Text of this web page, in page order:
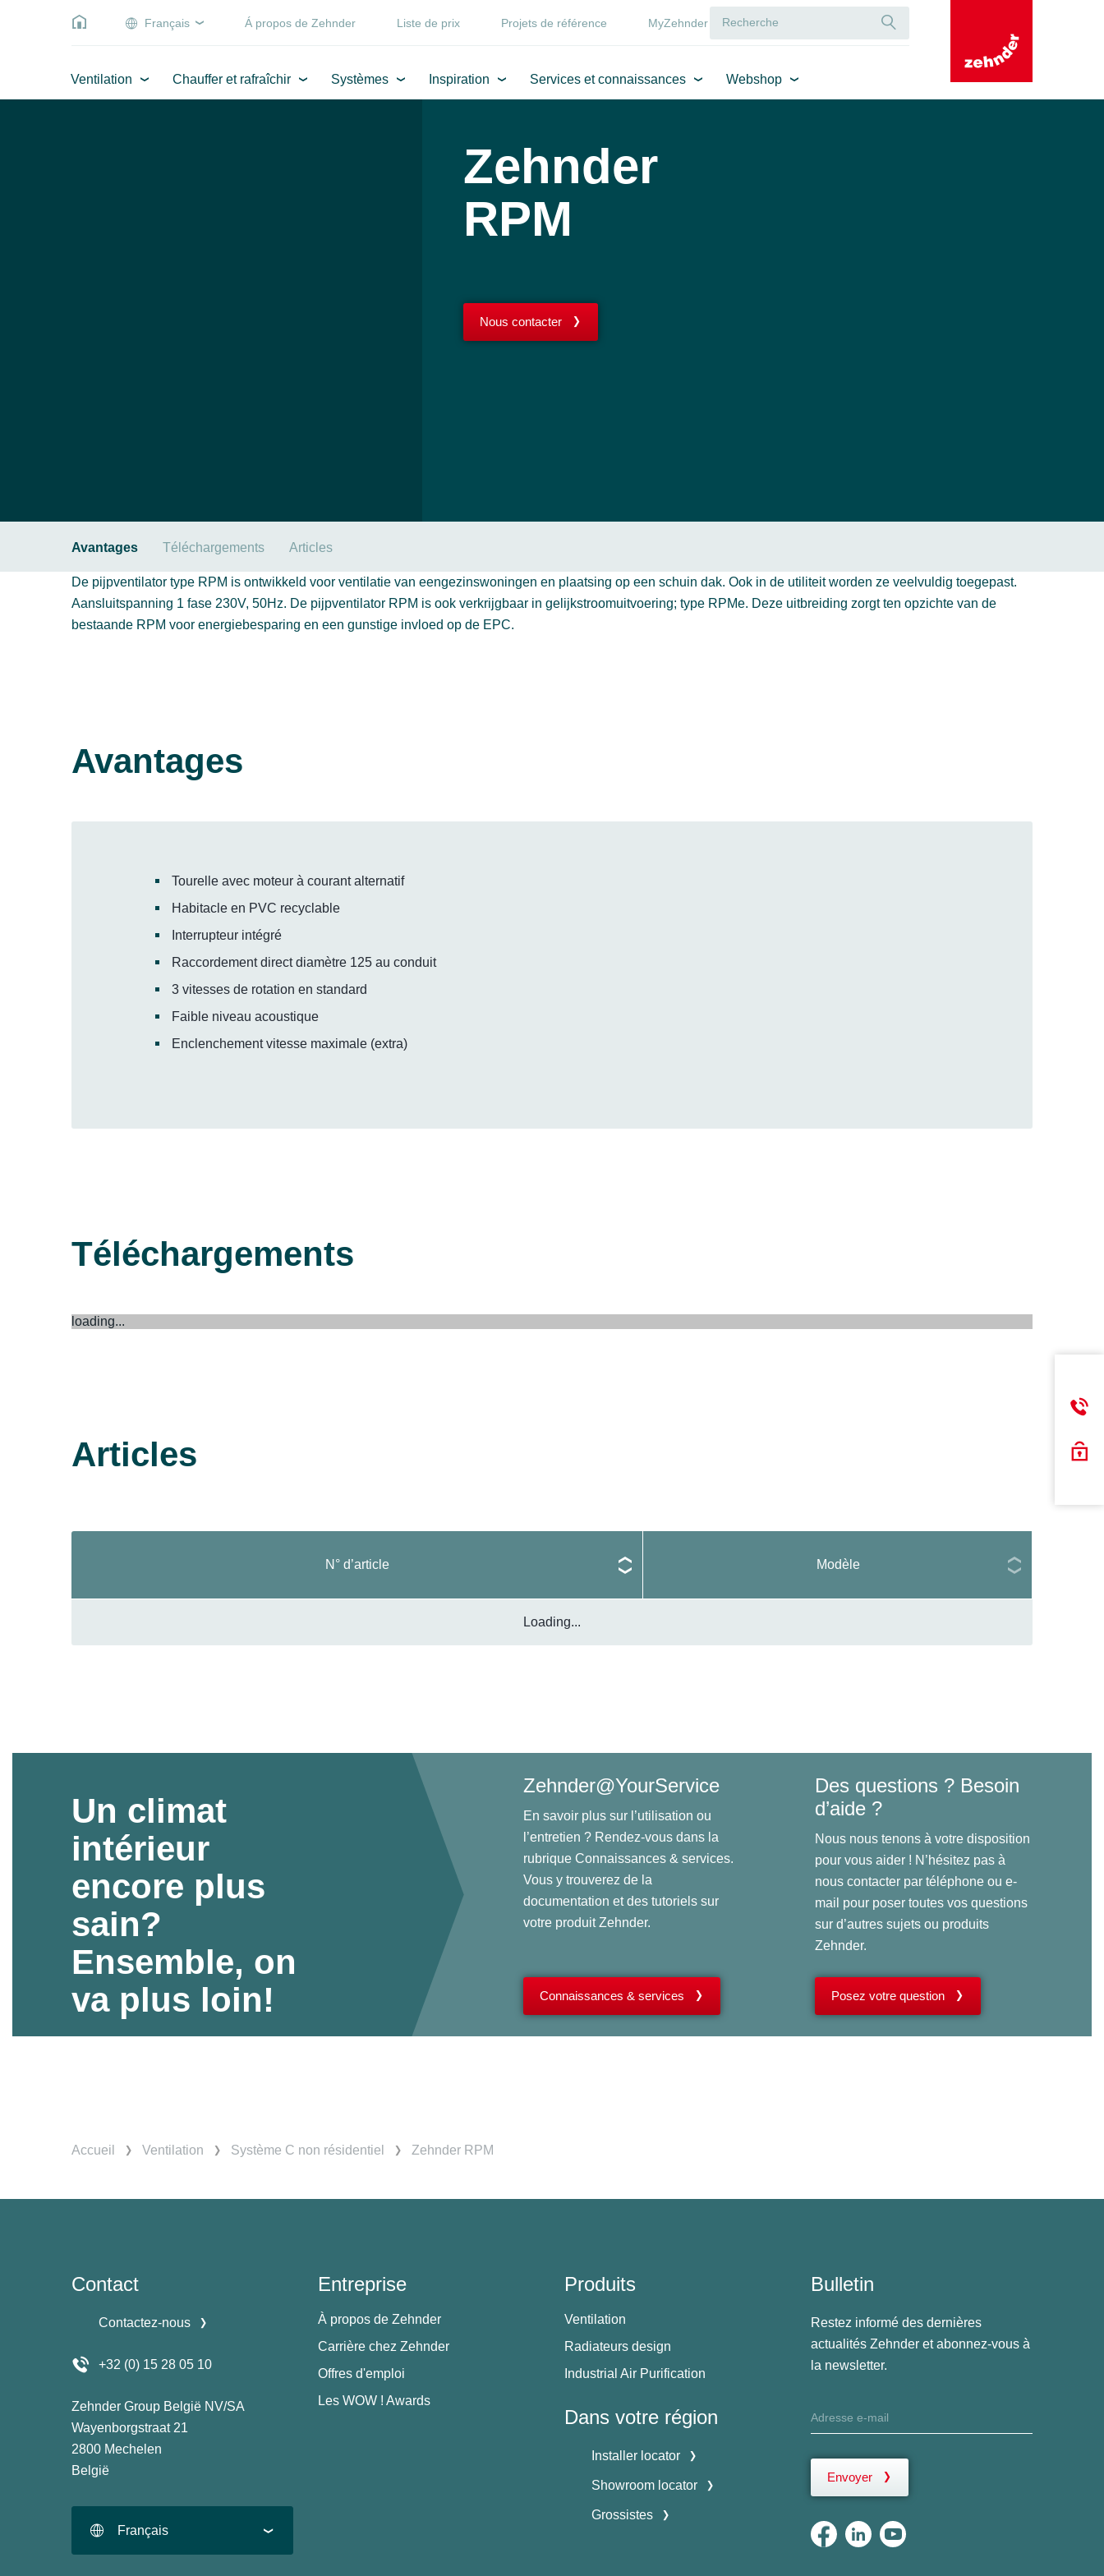
Français Á propos de Zehnder Liste de prix Projets de référence MyZehnder
Ventilation Chauffer et rafraîchir Systèmes Inspiration Services et connaissances Webshop
Zehnder
RPM
Nous contacter
Avantages Téléchargements Articles
De pijpventilator type RPM is ontwikkeld voor ventilatie van eengezinswoningen en plaatsing op een schuin dak. Ook in de utiliteit worden ze veelvuldig toegepast.
Aansluitspanning 1 fase 230V, 50Hz. De pijpventilator RPM is ook verkrijgbaar in gelijkstroomuitvoering; type RPMe. Deze uitbreiding zorgt ten opzichte van de
bestaande RPM voor energiebesparing en een gunstige invloed op de EPC.
Avantages
Tourelle avec moteur à courant alternatif
Habitacle en PVC recyclable
Interrupteur intégré
Raccordement direct diamètre 125 au conduit
3 vitesses de rotation en standard
Faible niveau acoustique
Enclenchement vitesse maximale (extra)
Téléchargements
loading...
Articles
N° d’article Modèle
Loading...
Un climat
intérieur
encore plus
sain?
Ensemble, on
va plus loin!
Zehnder@YourService
En savoir plus sur l’utilisation ou
l’entretien ? Rendez-vous dans la
rubrique Connaissances & services.
Vous y trouverez de la
documentation et des tutoriels sur
votre produit Zehnder.
Connaissances & services
Des questions ? Besoin
d’aide ?
Nous nous tenons à votre disposition
pour vous aider ! N’hésitez pas à
nous contacter par téléphone ou e-
mail pour poser toutes vos questions
sur d’autres sujets ou produits
Zehnder.
Posez votre question
Accueil Ventilation Système C non résidentiel Zehnder RPM
Contact
Contactez-nous
+32 (0) 15 28 05 10
Zehnder Group België NV/SA
Wayenborgstraat 21
2800 Mechelen
België
Français
Entreprise
À propos de Zehnder
Carrière chez Zehnder
Offres d'emploi
Les WOW ! Awards
Produits
Ventilation
Radiateurs design
Industrial Air Purification
Dans votre région
Installer locator
Showroom locator
Grossistes
Bulletin
Restez informé des dernières
actualités Zehnder et abonnez-vous à
la newsletter.
Envoyer